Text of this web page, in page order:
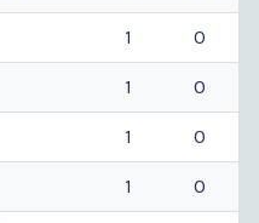
1 0
1 0
1 0
1 0